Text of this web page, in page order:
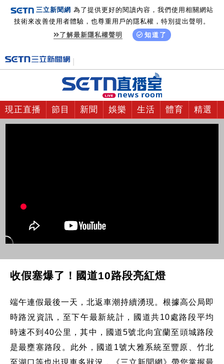
三立新聞網 為了提供更好的閱讀內容，我們使用相關網站
技術來改善使用者體驗，也尊重用戶的隱私權，特別提出聲明。
了解最新隱私權聲明
知道了
現正直播 節目 新聞 娛樂 生活 體育 精選
收假塞爆了！國道10路段亮紅燈
端午連假最後一天，北返車潮持續湧現。根據高公局即
時路況資訊，至下午最新統計，國道共10處路段平均
時速不到40公里，其中，國道5號北向宜蘭至頭城路段
是最壅塞路段。此外，國道1號大雅系統至豐原、竹北
至湖口等也出現車多狀況，《三立新聞網》帶您掌握最